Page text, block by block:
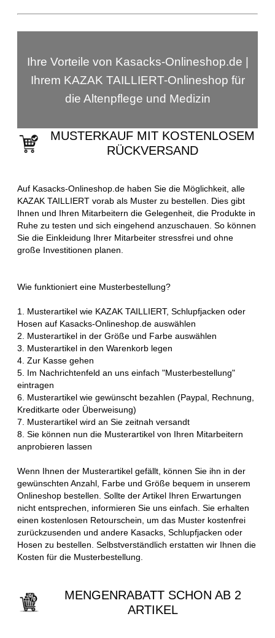
Ihre Vorteile von Kasacks-Onlineshop.de |
Ihrem KAZAK TAILLIERT-Onlineshop für
die Altenpflege und Medizin
MUSTERKAUF MIT KOSTENLOSEM
RÜCKVERSAND
Auf Kasacks-Onlineshop.de haben Sie die Möglichkeit, alle
KAZAK TAILLIERT vorab als Muster zu bestellen. Dies gibt
Ihnen und Ihren Mitarbeitern die Gelegenheit, die Produkte in
Ruhe zu testen und sich eingehend anzuschauen. So können
Sie die Einkleidung Ihrer Mitarbeiter stressfrei und ohne
große Investitionen planen.
Wie funktioniert eine Musterbestellung?
1. Musterartikel wie KAZAK TAILLIERT, Schlupfjacken oder
Hosen auf Kasacks-Onlineshop.de auswählen
2. Musterartikel in der Größe und Farbe auswählen
3. Musterartikel in den Warenkorb legen
4. Zur Kasse gehen
5. Im Nachrichtenfeld an uns einfach "Musterbestellung"
eintragen
6. Musterartikel wie gewünscht bezahlen (Paypal, Rechnung,
Kreditkarte oder Überweisung)
7. Musterartikel wird an Sie zeitnah versandt
8. Sie können nun die Musterartikel von Ihren Mitarbeitern
anprobieren lassen
Wenn Ihnen der Musterartikel gefällt, können Sie ihn in der
gewünschten Anzahl, Farbe und Größe bequem in unserem
Onlineshop bestellen. Sollte der Artikel Ihren Erwartungen
nicht entsprechen, informieren Sie uns einfach. Sie erhalten
einen kostenlosen Retourschein, um das Muster kostenfrei
zurückzusenden und andere Kasacks, Schlupfjacken oder
Hosen zu bestellen. Selbstverständlich erstatten wir Ihnen die
Kosten für die Musterbestellung.
MENGENRABATT SCHON AB 2
ARTIKEL